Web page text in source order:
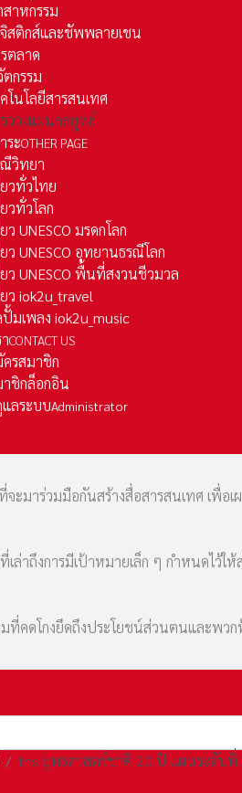
าหกรรม
จิสติกส์และชัพพลายเชน
ตลาด
กรรม
โนโลยีสารสนเทศ
วางแผนกลยุทธ์
ระOTHER PAGE
วิทยา
วทั่วไทย
วทั่วโลก
ว UNESCO มรดกโลก
ว UNESCO อุทยานธรณีโลก
ว UNESCO พื้นที่สงวนชีวมวล
ว iok2u_travel
มเพลง iok2u_music
CONTACT US
รสมาชิก
ชิกล็อกอิน
ลระบบAdministrator
มาร่วมมือกันสร้างสื่อสารสนเทศ เพื่อ
เล่าถึงการมีเป้าหมายเล็ก ๆ กำหนดไ
ที่คดโกงยึดถึงประโยชน์ส่วนตนและ
tns ยุทธศาสตร์ชาติ 20 ปี แผนระดับที่